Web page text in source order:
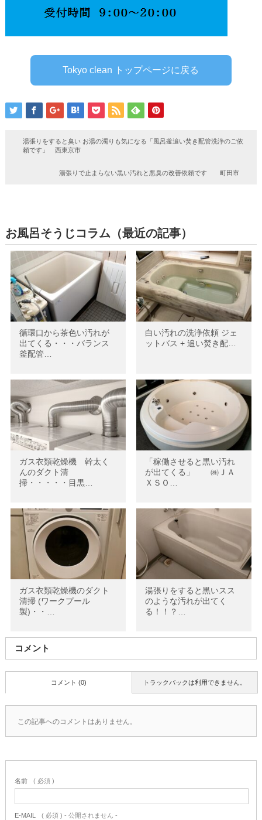
Tokyo clean トップページに戻る
湯張りをすると臭い お湯の濁りも気になる「風呂釜追い焚き配管洗浄のご依
頼です」 西東京市
湯張りで止まらない黒い汚れと悪臭の改善依頼です 町田市
お風呂そうじコラム（最近の記事）
循環口から茶色い汚れが
出てくる・・・バランス
釜配管…
白い汚れの洗浄依頼 ジェ
ットバス + 追い焚き配…
ガス衣類乾燥機 幹太く
んのダクト清
掃・・・・・目黒…
「稼働させると黒い汚れ
が出てくる」 ㈱ＪＡ
ＸＳＯ…
ガス衣類乾燥機のダクト
清掃 (ワークプール
製)・・…
湯張りをすると黒いスス
のような汚れが出てく
る！！？…
コメント
トラックバックは利用できません。
コメント (0)
この記事へのコメントはありません。
名前 ( 必須 )
E-MAIL ( 必須 ) - 公開されません -